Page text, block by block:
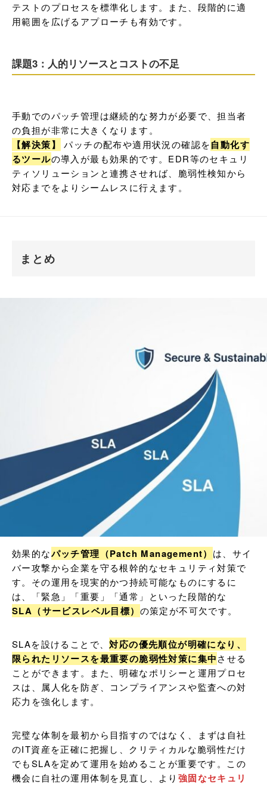
テストのプロセスを標準化します。また、段階的に適
用範囲を広げるアプローチも有効です。
課題3：人的リソースとコストの不足
手動でのパッチ管理は継続的な努力が必要で、担当者
【解決策】 パッチの配布や適用状況の確認を自動化す
るツールの導入が最も効果的です。EDR等のセキュリ
ティソリューションと連携させれば、脆弱性検知から
対応までをよりシームレスに行えます。
まとめ
効果的なパッチ管理（Patch Management） は、サイ
バー攻撃から企業を守る根幹的なセキュリティ対策で
す。その運用を現実的かつ持続可能なものにするに
は、「緊急」「重要」「通常」といった段階的な
SLA（サービスレベル目標） の策定が不可欠です。
SLAを設けることで、対応の優先順位が明確になり、
限られたリソースを最重要の脆弱性対策に集中させる
ことができます。また、明確なポリシーと運用プロセ
スは、属人化を防ぎ、コンプライアンスや監査への対
応力を強化します。
完璧な体制を最初から目指すのではなく、まずは自社
のIT資産を正確に把握し、クリティカルな脆弱性だけ
でもSLAを定めて運用を始めることが重要です。この
機会に自社の運用体制を見直し、より 強固なセキュリ